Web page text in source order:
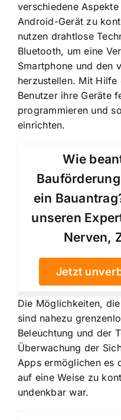
verschiedene
Android-Gerät zu
nutzen drahtlose
Bluetooth, um eine
Smartphone und den
herzustellen. Mit
Benutzer ihre Geräte
programmieren und
einrichten.
Wie
ein
unseren
Nerven,
Jetzt
Die Möglichkeiten,
sind nahezu
Beleuchtung und der
Überwachung der
Apps ermöglichen es
auf eine Weise zu
undenkbar war.